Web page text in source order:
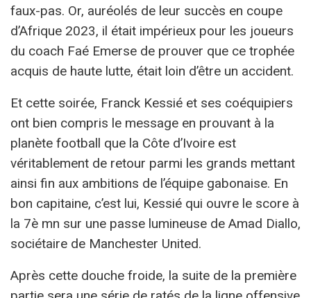
faux-pas. Or, auréolés de leur succès en coupe
d’Afrique 2023, il était impérieux pour les joueurs
du coach Faé Emerse de prouver que ce trophée
acquis de haute lutte, était loin d’être un accident.
Et cette soirée, Franck Kessié et ses coéquipiers
ont bien compris le message en prouvant à la
planète football que la Côte d’Ivoire est
véritablement de retour parmi les grands mettant
ainsi fin aux ambitions de l’équipe gabonaise. En
bon capitaine, c’est lui, Kessié qui ouvre le score à
la 7è mn sur une passe lumineuse de Amad Diallo,
sociétaire de Manchester United.
Après cette douche froide, la suite de la première